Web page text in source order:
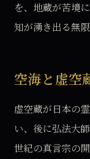
を、地蔵が苦境
知が湧き出る無
空海と虚空
虚空蔵が日本の
い、後に弘法大
世紀の真言宗の